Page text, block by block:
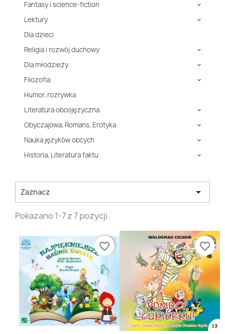
Fantasy i science-fiction 
Lektury 
Dla dzieci
Religia i rozwój duchowy

Dla młodzieży 
Filozofia 
Humor, rozrywka
Literatura obcojęzyczna

Obyczajowa, Romans, Erotyka 
Nauka języków obcych 
Historia, Literatura faktu 
Zaznacz 
Pokazano 1-7 z 7 pozycji
favorite_border favorite_border